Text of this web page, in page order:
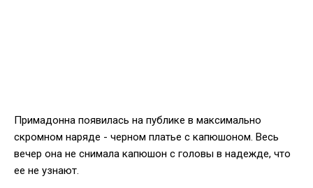
Примадонна появилась на публике в максимально
скромном наряде - черном платье с капюшоном. Весь
вечер она не снимала капюшон с головы в надежде, что
ее не узнают.